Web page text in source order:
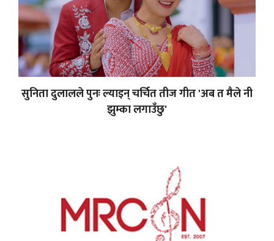
सुनिता दुलालले पुनः ल्याइन् चर्चित तीज गीत 'अब त मैले नी
झुम्का लगाउँछु'